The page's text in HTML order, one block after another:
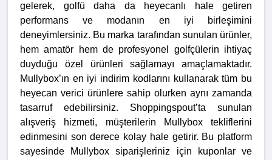
gelerek, golfü daha da heyecanlı hale getiren
performans ve modanın en iyi birleşimini
deneyimlersiniz. Bu marka tarafından sunulan ürünler,
hem amatör hem de profesyonel golfçülerin ihtiyaç
duyduğu özel ürünleri sağlamayı amaçlamaktadır.
Mullybox’ın en iyi indirim kodlarını kullanarak tüm bu
heyecan verici ürünlere sahip olurken aynı zamanda
tasarruf edebilirsiniz. Shoppingspout’ta sunulan
alışveriş hizmeti, müşterilerin Mullybox tekliflerini
edinmesini son derece kolay hale getirir. Bu platform
sayesinde Mullybox siparişleriniz için kuponlar ve